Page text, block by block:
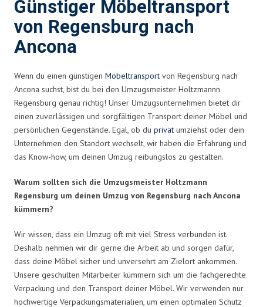
Günstiger Möbeltransport
von Regensburg nach
Ancona
Wenn du einen günstigen Möbeltransport von Regensburg nach
Ancona suchst, bist du bei den Umzugsmeister Holtzmannn
Regensburg genau richtig! Unser Umzugsunternehmen bietet dir
einen zuverlässigen und sorgfältigen Transport deiner Möbel und
persönlichen Gegenstände. Egal, ob du privat umziehst oder dein
Unternehmen den Standort wechselt, wir haben die Erfahrung und
das Know-how, um deinen Umzug reibungslos zu gestalten.
Warum sollten sich die Umzugsmeister Holtzmann
Regensburg um deinen Umzug von Regensburg nach Ancona
kümmern?
Wir wissen, dass ein Umzug oft mit viel Stress verbunden ist.
Deshalb nehmen wir dir gerne die Arbeit ab und sorgen dafür,
dass deine Möbel sicher und unversehrt am Zielort ankommen.
Unsere geschulten Mitarbeiter kümmern sich um die fachgerechte
Verpackung und den Transport deiner Möbel. Wir verwenden nur
hochwertige Verpackungsmaterialien, um einen optimalen Schutz